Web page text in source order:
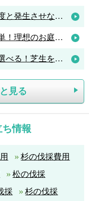
コニシキソウを完全に駆除！二度と発生させないポイントは「アリ駆除」
【芝生の植え方】初心者でも簡単！理想のお庭を作る植え方のポイント解説
初心者でも適切な芝生用肥料を選べる！芝生を元気に育てる肥料の知識
見る
情報
杉の伐採費用
松の伐採
採
杉の伐採